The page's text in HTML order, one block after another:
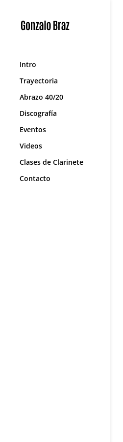
Intro
Trayectoria
Abrazo 40/20
Discografía
Eventos
Videos
Clases de Clarinete
Contacto